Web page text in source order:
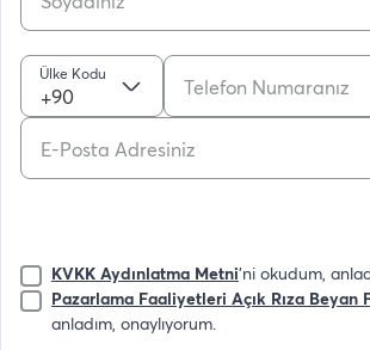
Ülke Kodu
+90
KVKK Aydınlatma Metni'ni okudum,
Pazarlama Faaliyetleri Açık Rıza Beyan
anladım, onaylıyorum.